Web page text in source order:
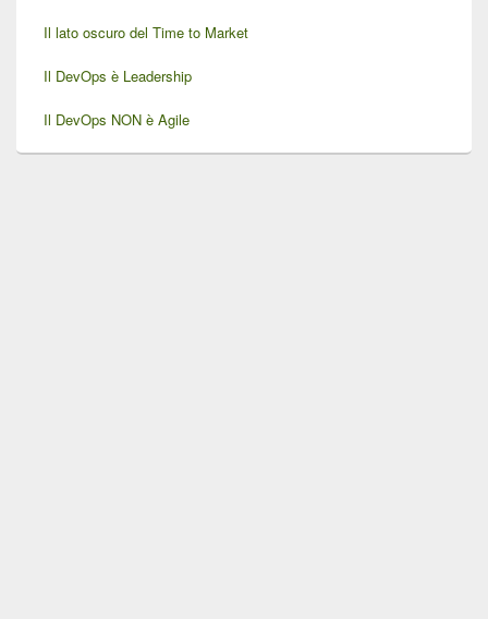
Il lato oscuro del Time to Market
Il DevOps è Leadership
Il DevOps NON è Agile